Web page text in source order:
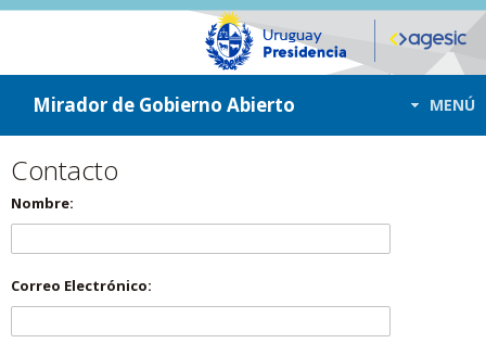
ir a contenido
ir al menú
Mirador de Gobierno Abierto MENÚ
Contacto
Nombre:
Correo Electrónico: